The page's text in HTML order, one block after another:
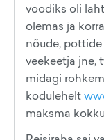
voodiks oli
olemas ja
nõude,
veekeetja jne,
midagi
kodulehelt
maksma